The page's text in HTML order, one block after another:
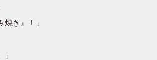
き』！」